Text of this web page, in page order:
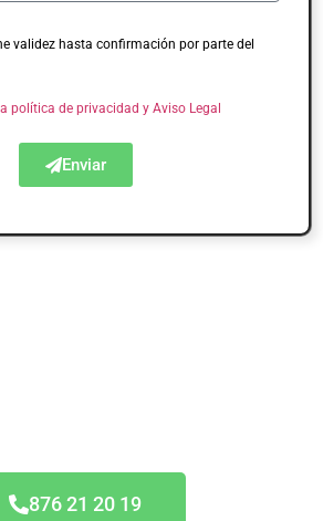
validez hasta confirmación por parte del
política de privacidad y Aviso Legal
Enviar
876 21 20 19